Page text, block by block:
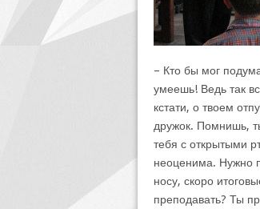
– Кто бы мог
умеешь! Ведь так
кстати, о твоем
дружок. Помнишь,
тебя с открытыми
неоценима. Нужно
носу, скоро
преподавать? Ты